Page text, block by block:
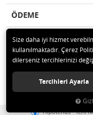
ÖDEME
İLETİŞİM
© 2020 MAG
Hipotenüs Yeni
Size daha iyi hizmet
kullanılmaktadır. Çerez
dilerseniz tercihlerinizi
Tercihleri Ayarla